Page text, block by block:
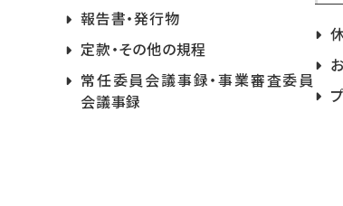
報告書・発行物
定款・その他の規程
常任委員会議事録・事業審査委員
会議事録